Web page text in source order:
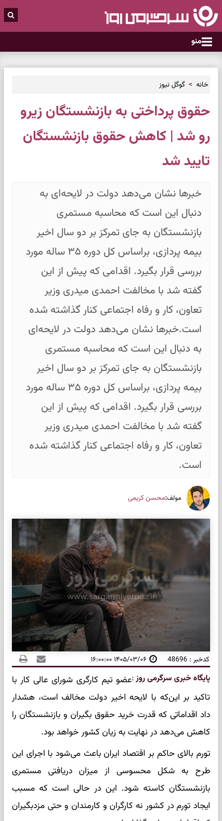
منو
خانه گوگل نیوز
حقوق پرداختی به بازنشستگان زیرو
رو شد | کاهش حقوق بازنشستگان
تایید شد
خبرها نشان می‌دهد دولت در لایحه‌ای به
دنبال این است که محاسبه مستمری
بازنشستگان به جای تمرکز بر دو سال اخیر
بیمه پردازی، براساس کل دوره ۳۵ ساله مورد
بررسی قرار بگیرد. اقدامی که پیش از این
گفته شد با مخالفت احمدی میدری وزیر
تعاون، کار و رفاه اجتماعی کنار گذاشته شده
است.خبرها نشان می‌دهد دولت در لایحه‌ای
به دنبال این است که محاسبه مستمری
بازنشستگان به جای تمرکز بر دو سال اخیر
بیمه پردازی، براساس کل دوره ۳۵ ساله مورد
بررسی قرار بگیرد. اقدامی که پیش از این
گفته شد با مخالفت احمدی میدری وزیر
تعاون، کار و رفاه اجتماعی کنار گذاشته شده
است.
مولف:محسن کریمی
کدخبر : 48696 ۱۴۰۵/۰۳/۰۶ ۱۶:۰۰:۰۰
پایگاه خبری سرگرمی روز:عضو تیم کارگری شورای عالی کار با
تاکید بر این‌که با لایحه اخیر دولت مخالف است، هشدار
داد اقداماتی که قدرت خرید حقوق بگیران و بازنشستگان را
کاهش می‌دهد در نهایت به زیان کشور خواهد بود.
تورم بالای حاکم بر اقتصاد ایران باعث می‌شود با اجرای این
طرح به شکل محسوسی از میزان دریافتی مستمری
بازنشستگان کاسته شود. این در حالی است که مسبب
ایجاد تورم در کشور نه کارگران و کارمندان و حتی مزدبگیران